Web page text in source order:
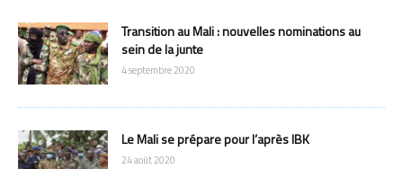
Transition au Mali : nouvelles nominations au
sein de la junte
4 septembre 2020
Le Mali se prépare pour l’après IBK
24 août 2020